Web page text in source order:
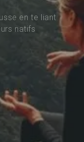
en te liant
natifs